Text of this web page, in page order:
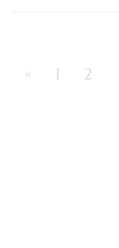
« 1 2